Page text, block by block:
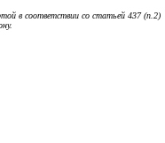
в соответствии со статьей 437 (п.2)